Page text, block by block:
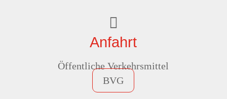

Anfahrt
Öffentliche Verkehrsmittel
BVG